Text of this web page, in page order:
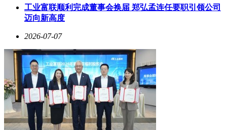
工业富联顺利完成董事会换届 郑弘孟连任要职引领公司
迈向新高度
2026-07-07